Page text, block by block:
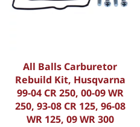
All Balls Carburetor
Rebuild Kit, Husqvarna
99-04 CR 250, 00-09 WR
250, 93-08 CR 125, 96-08
WR 125, 09 WR 300